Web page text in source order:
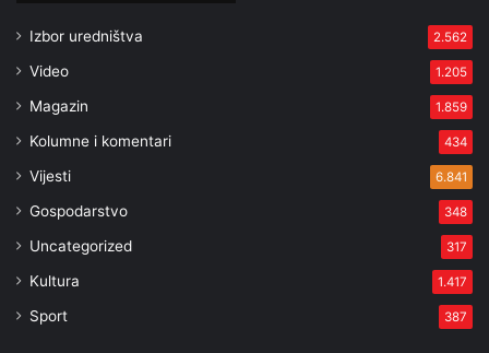
Izbor uredništva 2.562
Video 1.205
Magazin 1.859
Kolumne i komentari 434
Vijesti 6.841
Gospodarstvo 348
Uncategorized 317
Kultura 1.417
Sport 387